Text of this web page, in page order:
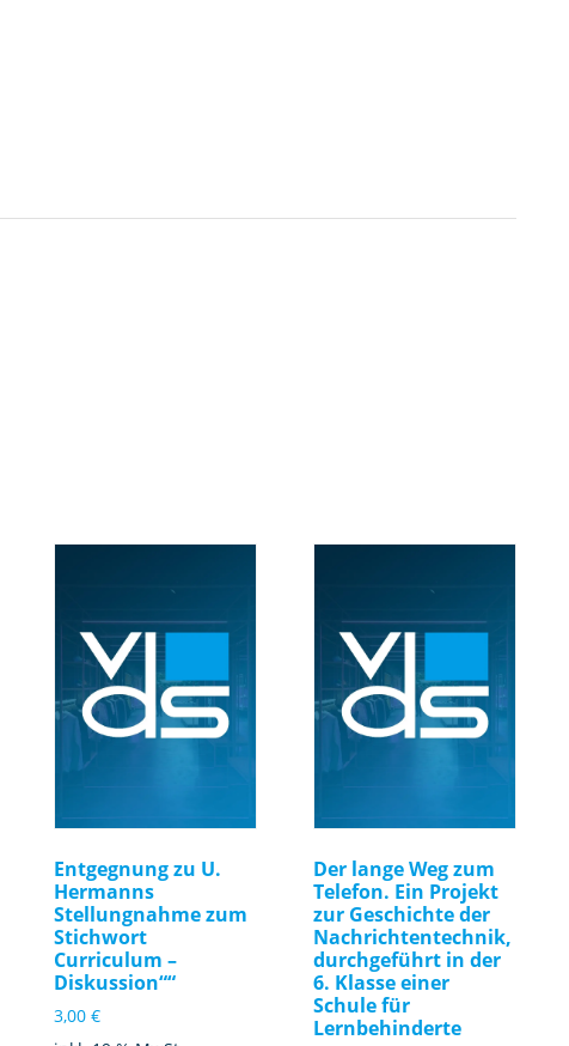
Entgegnung zu U.
Hermanns
Stellungnahme zum
Stichwort
Curriculum –
Diskussion““
3,00€
Der lange Weg zum
Telefon. Ein Projekt
zur Geschichte der
Nachrichtentechnik,
durchgeführt in der
6. Klasse einer
Schule für
Lernbehinderte